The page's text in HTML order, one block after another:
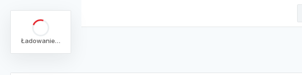
Ładowanie…
arrow_backPełna lista